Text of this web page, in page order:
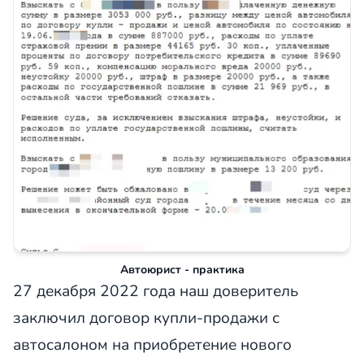
Автоюрист - практика
27 декабря 2022 года наш доверитель
заключил договор купли-продажи с
автосалоном на приобретение нового